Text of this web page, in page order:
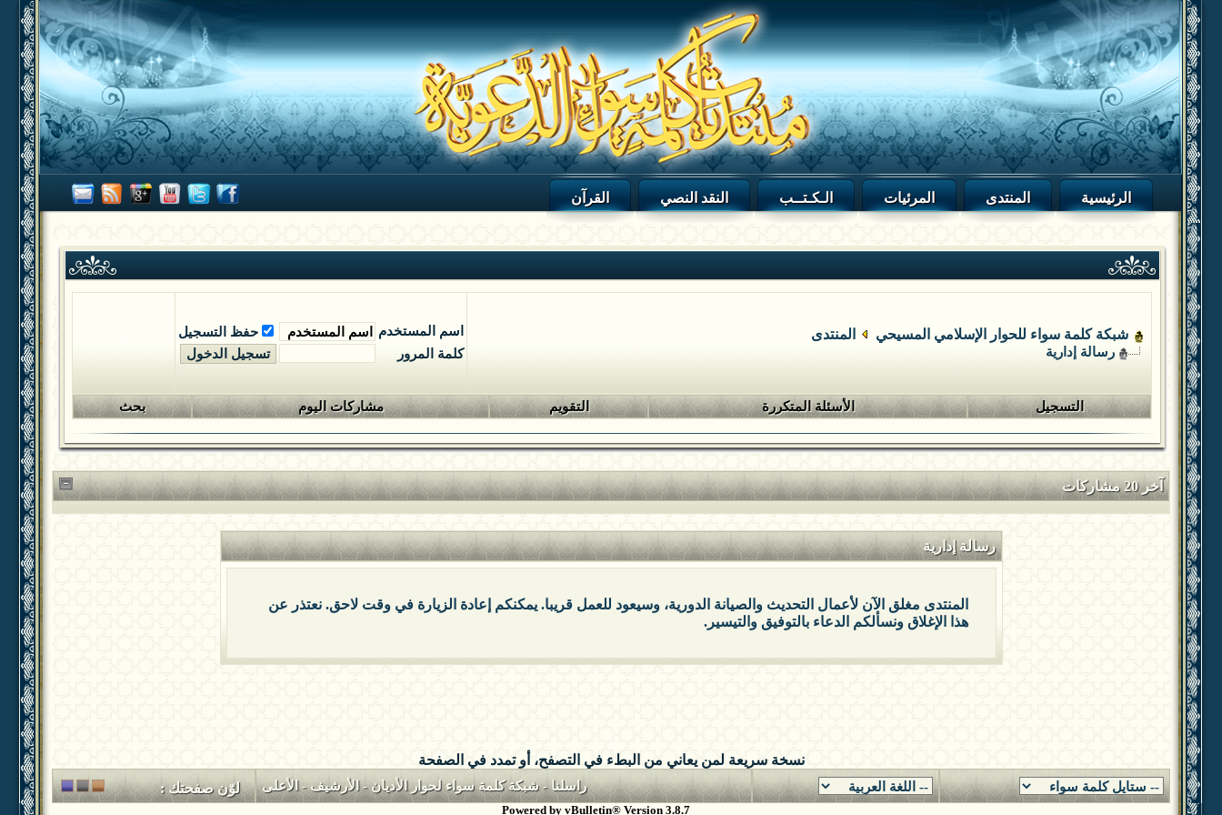
القرآن النقد النصي الـكـتــب المرئيات المنتدى الرئيسية
شبكة كلمة سواء للحوار الإسلامي المسيحي المنتدى
رسالة إدارية
اسم المستخدم
حفظ التسجيل
كلمة المرور
التسجيل الأسئلة المتكررة التقويم مشاركات اليوم بحث
آخر 20 مشاركات
رسالة إدارية
المنتدى مغلق الآن لأعمال التحديث والصيانة الدورية، وسيعود للعمل قريبا. يمكنكم إعادة الزيارة في وقت لاحق. نعتذر عن
هذا الإغلاق ونسألكم الدعاء بالتوفيق والتيسير.
نسخة سريعة لمن يعاني من البطء في التصفح، أو تمدد في الصفحة
راسلنا-شبكة كلمة سواء لحوار الأديان- الأرشيف- الأعلى لوّن صفحتك :
Powered by vBulletin® Version 3.8.7